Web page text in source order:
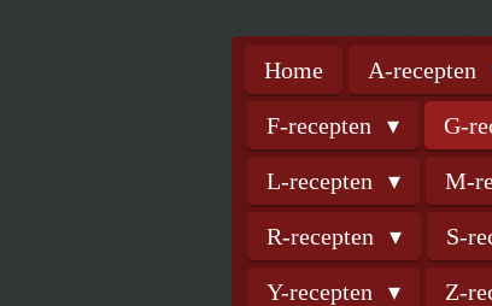
Home A-recepten
F-recepten G-
L-recepten M-
R-recepten S-
Y-recepten Z-